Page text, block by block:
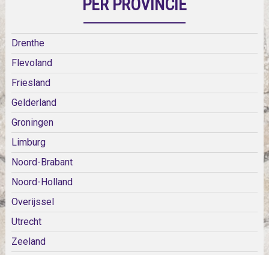
PER PROVINCIE
Drenthe
Flevoland
Friesland
Gelderland
Groningen
Limburg
Noord-Brabant
Noord-Holland
Overijssel
Utrecht
Zeeland